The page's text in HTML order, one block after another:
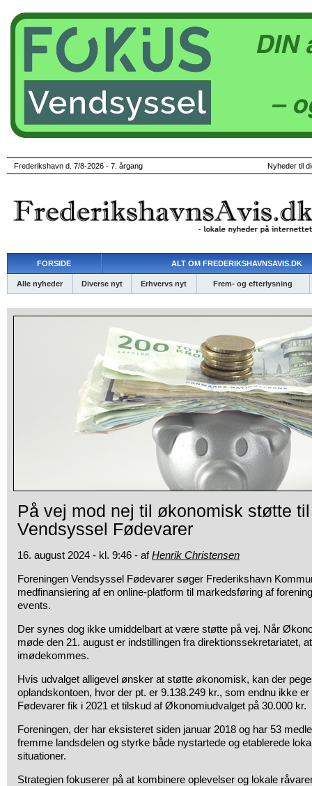
Frederikshavn d. 7/8-2026 - 7. årgang Nyheder til
FORSIDE ALT OM FREDERIKSHAVNSAVIS.DK
Alle nyheder Diverse nyt Erhvervs nyt Frem- og efterlysning
På vej mod nej til økonomisk støtte
Vendsyssel Fødevarer
16. august 2024 - kl. 9:46 - afHenrik Christensen
Foreningen Vendsyssel Fødevarer søger Frederikshavn
medfinansiering af en online-platform til markedsføring af
events.
Der synes dog ikke umiddelbart at være støtte på vej. Når
møde den 21. august er indstillingen fra direktionssekretariatet,
imødekommes.
Hvis udvalget alligevel ønsker at støtte økonomisk, kan der
oplandskontoen, hvor der pt. er 9.138.249 kr., som endnu ikke
Fødevarer fik i 2021 et tilskud af Økonomiudvalget på 30.000 kr.
Foreningen, der har eksisteret siden januar 2018 og har 53
fremme landsdelen og styrke både nystartede og etablerede
situationer.
Strategien fokuserer på at kombinere oplevelser og lokale